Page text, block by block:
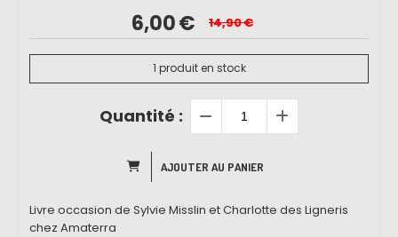
6,00€ 14,90€
1 produit en stock
Quantité :
AJOUTER AU PANIER
Livre occasion de Sylvie Misslin et Charlotte des Ligneris
chez Amaterra